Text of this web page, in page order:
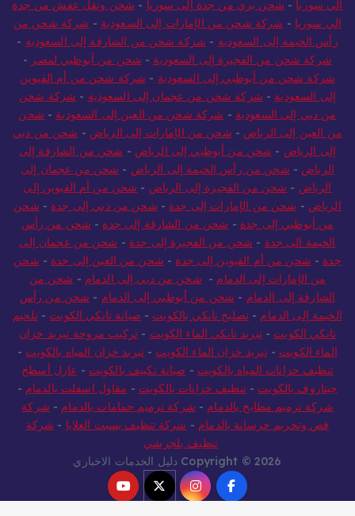
الي سوريا - شحن بري من جدة إلى سوريا - شحن ونقل عفش من جدة
الي سوريا - شركة شحن من الإمارات إلى السعودية - شركة شحن من
رأس الخيمة إلى السعودية - شركة شحن من الشارقة إلى السعودية -
شركة شحن من الفجيرة إلى السعودية - شحن من أبوظبي لمصر -
شركة شحن من أبوظبي إلى السعودية - شركة شحن من أم القيوين
إلى السعودية - شركة شحن من عجمان إلى السعودية - شركة شحن
من دبي إلى السعودية - شركة شحن من العين إلى السعودية - شحن
من العين إلى الرياض - شحن من الإمارات إلى الرياض - شحن من دبي
إلى الرياض - شحن من أبوظبي إلى الرياض - شحن من الشارقة إلى
الرياض - شحن من رأس الخيمة إلى الرياض - شحن من عجمان إلى
الرياض - شحن من الفجيرة إلى الرياض - شحن من أم القيوين إلى
الرياض - شحن من الإمارات إلى جدة - شحن من دبي إلى جدة - شحن
من أبوظبي إلى جدة - شحن من الشارقة إلى جدة - شحن من رأس
الخيمة الى جدة - شحن من الفجيرة إلى جدة - شحن من عجمان إلى
جدة - شحن من أم القيوين إلى جدة - شحن من العين إلى جدة - شحن
من الإمارات إلى الدمام - شحن من دبي إلى الدمام - شحن من
الشارقة إلى الدمام - شحن من أبوظبي إلى الدمام - شحن من رأس
الخيمة إلى الدمام -تصليح تانكي بالكويت - صيانة تانكي الكويت -تلحيم
تانكي الكويت -تبريد تانكي الماء الكويت - تركيب مروحة تبريد خزان
الماء الكويت -تبريد خزان الماء الكويت - تبريد خزان المياه بالكويت -
تنظيف خزانات المياه بالكويت - صيانة تكييف بالكويت - عازل أسطح
جيتاروف بالكويت -تنظيف خزانات بالكويت - مقاول اسفلت بالدمام -
شركة ترميم مطابخ بالدمام - شركة ترميم حمامات بالدمام - شركة
قص وتخريم خرسانة بالدمام - شركة تنظيف بسبت العلايا - شركة
تنظيف بلجرشي
Copyright © 2026 دليل الخدمات الاخباري